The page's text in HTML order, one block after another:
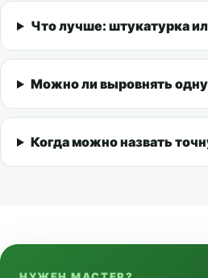
Что лучше: штукатурка
Можно ли выровнять
Когда можно назвать